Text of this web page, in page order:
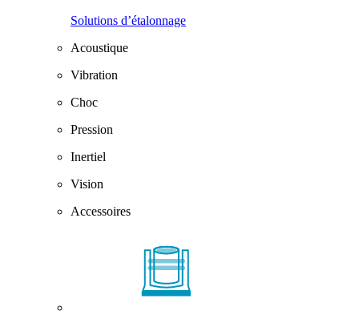
Solutions d’étalonnage
Acoustique
Vibration
Choc
Pression
Inertiel
Vision
Accessoires